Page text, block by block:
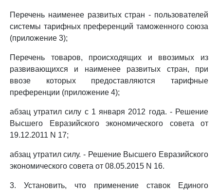
Перечень наименее развитых стран - пользователей
системы тарифных преференций таможенного союза
(приложение 3);
Перечень товаров, происходящих и ввозимых из
развивающихся и наименее развитых стран, при
ввозе которых предоставляются тарифные
преференции (приложение 4);
абзац утратил силу с 1 января 2012 года. - Решение
Высшего Евразийского экономического совета от
19.12.2011 N 17;
абзац утратил силу. - Решение Высшего Евразийского
экономического совета от 08.05.2015 N 16.
3. Установить, что применение ставок Единого